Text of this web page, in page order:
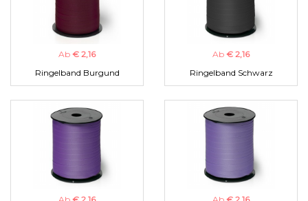
Ab € 2,16
Ringelband Burgund
Ab € 2,16
Ringelband Schwarz